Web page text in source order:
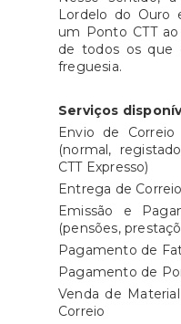
Lordelo do Ouro
um Ponto CTT
de todos os que
freguesia.
Serviços
Envio de
(normal,
CTT Expresso)
Entrega de
Emissão e
(pensões,
Pagamento de
Pagamento de
Venda de
Correio